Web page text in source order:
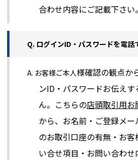
合わせ内容にご記載下さい。
Q. ログインID・パスワードを電話
A. お客様ご本人様確認の観点か
ンID・パスワードお伝え
ん。こちらの店頭取引用お
から、お名前・ご登録メ
のお取引口座の有無・お
い合せ項目・お問い合わせ